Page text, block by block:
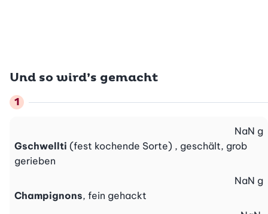
Und so wird’s gemacht
Gschwellti (fest kochende Sorte) , geschält, grob
gerieben
NaN g
Champignons, fein gehackt
NaN g